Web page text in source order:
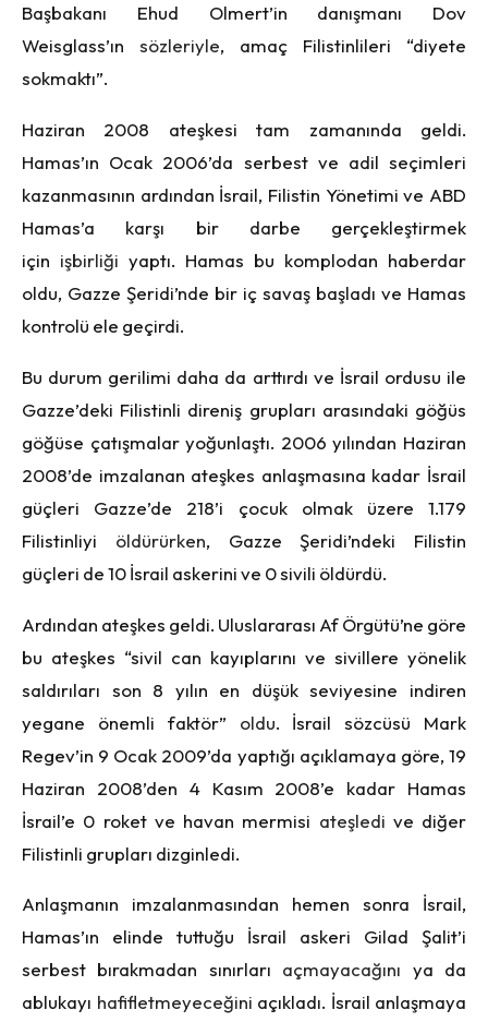
Başbakanı Ehud Olmert’in danışmanı Dov
Weisglass’ın sözleriyle, amaç Filistinlileri “diyete
sokmaktı”.
Haziran 2008 ateşkesi tam zamanında geldi.
Hamas’ın Ocak 2006’da serbest ve adil seçimleri
kazanmasının ardından İsrail, Filistin Yönetimi ve ABD
Hamas’a karşı bir darbe gerçekleştirmek
için işbirliği yaptı. Hamas bu komplodan haberdar
oldu, Gazze Şeridi’nde bir iç savaş başladı ve Hamas
kontrolü ele geçirdi.
Bu durum gerilimi daha da arttırdı ve İsrail ordusu ile
Gazze’deki Filistinli direniş grupları arasındaki göğüs
göğüse çatışmalar yoğunlaştı. 2006 yılından Haziran
2008’de imzalanan ateşkes anlaşmasına kadar İsrail
güçleri Gazze’de 218’i çocuk olmak üzere 1.179
Filistinliyi öldürürken, Gazze Şeridi’ndeki Filistin
güçleri de 10 İsrail askerini ve 0 sivili öldürdü.
Ardından ateşkes geldi. Uluslararası Af Örgütü’ne göre
bu ateşkes “sivil can kayıplarını ve sivillere yönelik
saldırıları son 8 yılın en düşük seviyesine indiren
yegane önemli faktör” oldu. İsrail sözcüsü Mark
Regev’in 9 Ocak 2009’da yaptığı açıklamaya göre, 19
Haziran 2008’den 4 Kasım 2008’e kadar Hamas
İsrail’e 0 roket ve havan mermisi ateşledi ve diğer
Filistinli grupları dizginledi.
Anlaşmanın imzalanmasından hemen sonra İsrail,
Hamas’ın elinde tuttuğu İsrail askeri Gilad Şalit’i
serbest bırakmadan sınırları açmayacağını ya da
ablukayı hafifletmeyeceğini açıkladı. İsrail anlaşmaya